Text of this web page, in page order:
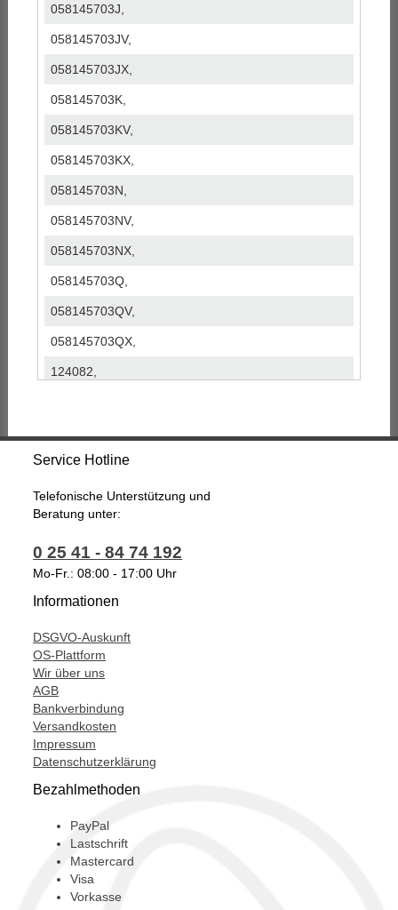
058145703J,
058145703JV,
058145703JX,
058145703K,
058145703KV,
058145703KX,
058145703N,
058145703NV,
058145703NX,
058145703Q,
058145703QV,
058145703QX,
124082,
172-02765,
333094,
334829,
53039700025,
53039700029,
53039880029,
T911055,
Service Hotline
Telefonische Unterstützung und
Beratung unter:
0 25 41 - 84 74 192
Mo-Fr.: 08:00 - 17:00 Uhr
Informationen
DSGVO-Auskunft
OS-Plattform
Wir über uns
AGB
Bankverbindung
Versandkosten
Impressum
Datenschutzerklärung
Bezahlmethoden
PayPal
Lastschrift
Mastercard
Visa
Vorkasse